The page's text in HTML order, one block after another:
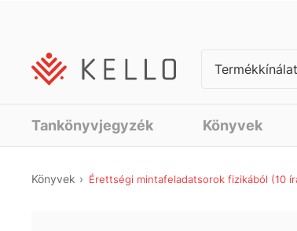
Tankönyvjegyzék Könyvek
Könyvek Érettségi mintafeladatsorok fizikából (10